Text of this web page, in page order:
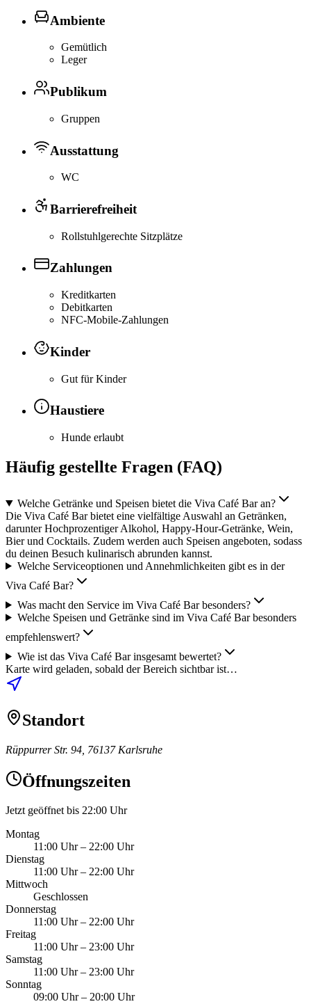
Ambiente
Gemütlich
Leger
Publikum
Gruppen
Ausstattung
WC
Barrierefreiheit
Rollstuhlgerechte Sitzplätze
Zahlungen
Kreditkarten
Debitkarten
NFC-Mobile-Zahlungen
Kinder
Gut für Kinder
Haustiere
Hunde erlaubt
Häufig gestellte Fragen (FAQ)
Welche Getränke und Speisen bietet die Viva Café Bar an?
Die Viva Café Bar bietet eine vielfältige Auswahl an Getränken,
darunter Hochprozentiger Alkohol, Happy-Hour-Getränke, Wein,
Bier und Cocktails. Zudem werden auch Speisen angeboten, sodass
du deinen Besuch kulinarisch abrunden kannst.
Welche Serviceoptionen und Annehmlichkeiten gibt es in der
Viva Café Bar?
Was macht den Service im Viva Café Bar besonders?
Welche Speisen und Getränke sind im Viva Café Bar besonders
empfehlenswert?
Wie ist das Viva Café Bar insgesamt bewertet?
Karte wird geladen, sobald der Bereich sichtbar ist…
Standort
Rüppurrer Str. 94, 76137 Karlsruhe
Öffnungszeiten
Jetzt geöffnet bis 22:00 Uhr
Montag
11:00 Uhr– 22:00 Uhr
Dienstag
11:00 Uhr– 22:00 Uhr
Mittwoch
Geschlossen
Donnerstag
11:00 Uhr– 22:00 Uhr
Freitag
11:00 Uhr– 23:00 Uhr
Samstag
11:00 Uhr– 23:00 Uhr
Sonntag
09:00 Uhr– 20:00 Uhr